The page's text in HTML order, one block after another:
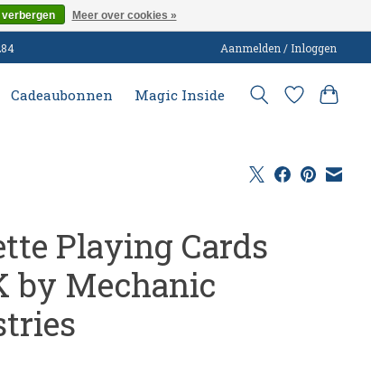
Aanmelden / Inloggen
Cadeaubonnen Magic Inside
Playing Cards
by Mechanic
Meer over cookies »